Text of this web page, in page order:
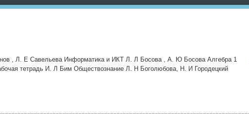
, Л. Е Савельева Информатика и ИКТ Л. Л Босова , А. Ю Босова Алгебра 1
тетрадь И. Л Бим Обществознание Л. Н Боголюбова, Н. И Городецкий